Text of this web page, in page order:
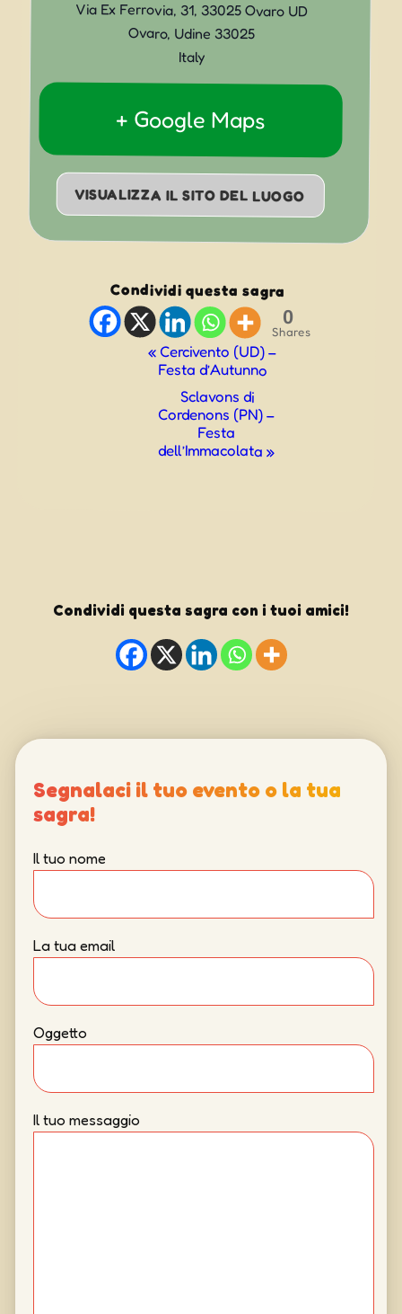
Via Ex Ferrovia, 31, 33025 Ovaro UD
Ovaro, Udine 33025
Italy
+ Google Maps
VISUALIZZA IL SITO DEL LUOGO
Condividi questa sagra
0
Shares
« Cercivento (UD) –
Festa d’Autunno
Sclavons di
Cordenons (PN) –
Festa
dell’Immacolata »
Condividi questa sagra con i tuoi amici!
Segnalaci il tuo evento o la tua
sagra!
Il tuo nome
La tua email
Oggetto
Il tuo messaggio